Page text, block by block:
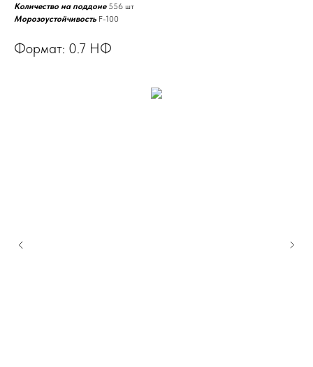
Количество на поддоне 556 шт
Морозоустойчивость F-100
Формат: 0.7 НФ